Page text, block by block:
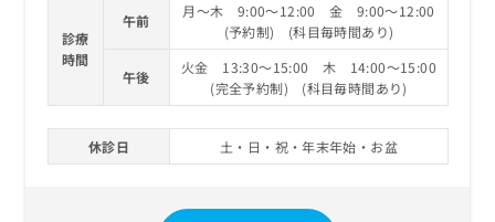
診療
時間
午前
月～木 9:00～12:00 金 9:00～12:00
(予約制) (科目毎時間あり)
午後
火金 13:30～15:00 木 14:00～15:00
(完全予約制) (科目毎時間あり)
休診日 土・日・祝・年末年始・お盆